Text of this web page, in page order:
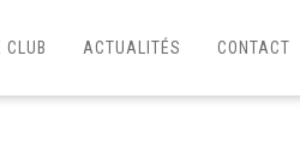
CLUB ACTUALITÉS CONTACT